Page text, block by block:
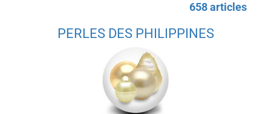
658 articles
PERLES DES PHILIPPINES